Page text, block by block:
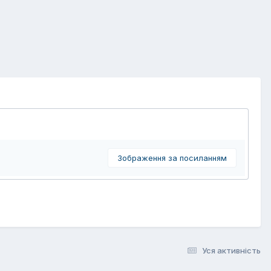
Зображення за посиланням
Уся активність